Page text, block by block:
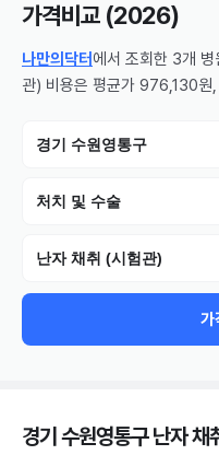
가격비교 (2026)
나만의닥터 에서 조회한 3개
관) 비용은 평균가 976,130
경기 수원영통구
처치 및 수술
난자 채취 (시험관)
가
경기 수원영통구 난자